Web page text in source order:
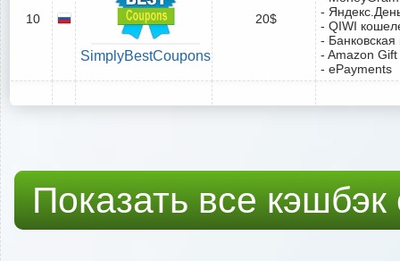
10
SimplyBestCoupons
20$
-
- QIWI
-
- Amazon
- ePayments
Показать все